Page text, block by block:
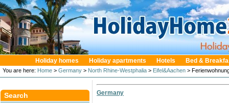
Holiday homes Holiday apartments Hotels Bed &
You are here: Home > Germany > North Rhine-Westphalia > Eifel&Aachen >
Search Germany